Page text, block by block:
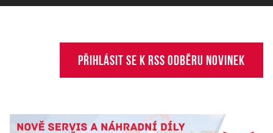
Přihlásit se k RSS odběru novinek